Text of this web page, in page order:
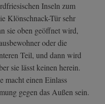
Inseln zum
Klönschnack-Tür sehr
sie oben geöffnet wird,
oder die
Teil, und dann wird
sie lässt keinen herein.
macht einen Einlass
gegen das Außen sein.